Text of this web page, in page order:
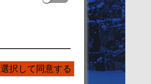
選択して同意する